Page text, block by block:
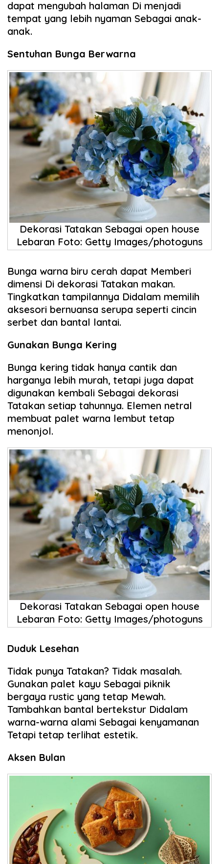
dapat mengubah halaman Di menjadi
tempat yang lebih nyaman Sebagai anak-
anak.
Sentuhan Bunga Berwarna
Dekorasi Tatakan Sebagai open house
Lebaran Foto: Getty Images/photoguns
Bunga warna biru cerah dapat Memberi
dimensi Di dekorasi Tatakan makan.
Tingkatkan tampilannya Didalam memilih
aksesori bernuansa serupa seperti cincin
serbet dan bantal lantai.
Gunakan Bunga Kering
Bunga kering tidak hanya cantik dan
harganya lebih murah, tetapi juga dapat
digunakan kembali Sebagai dekorasi
Tatakan setiap tahunnya. Elemen netral
membuat palet warna lembut tetap
menonjol.
Dekorasi Tatakan Sebagai open house
Lebaran Foto: Getty Images/photoguns
Duduk Lesehan
Tidak punya Tatakan? Tidak masalah.
Gunakan palet kayu Sebagai piknik
bergaya rustic yang tetap Mewah.
Tambahkan bantal bertekstur Didalam
warna-warna alami Sebagai kenyamanan
Tetapi tetap terlihat estetik.
Aksen Bulan